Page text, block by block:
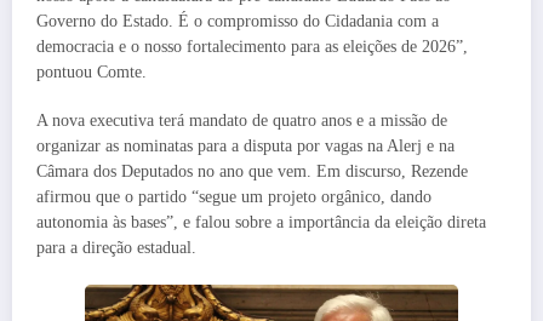
Governo do Estado. É o compromisso do Cidadania com a
democracia e o nosso fortalecimento para as eleições de 2026”,
pontuou Comte.
A nova executiva terá mandato de quatro anos e a missão de
organizar as nominatas para a disputa por vagas na Alerj e na
Câmara dos Deputados no ano que vem. Em discurso, Rezende
afirmou que o partido “segue um projeto orgânico, dando
autonomia às bases”, e falou sobre a importância da eleição direta
para a direção estadual.